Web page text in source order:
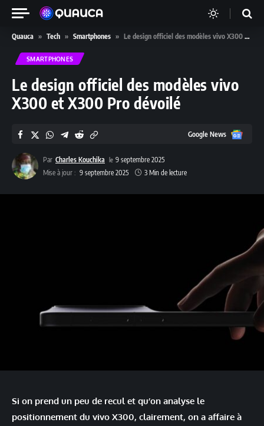
Quauca » Tech » Smartphones » Le design officiel des modèles vivo X300 et X300 Pro dévoilé
SMARTPHONES
Le design officiel des modèles vivo
X300 et X300 Pro dévoilé
Par Charles Kouchika
9 septembre 2025
Mise à jour : 9 septembre 2025 3 Min de lecture
Google News Google
Si on prend un peu de recul et qu’on analyse le
positionnement du vivo X300, clairement, on a affaire à